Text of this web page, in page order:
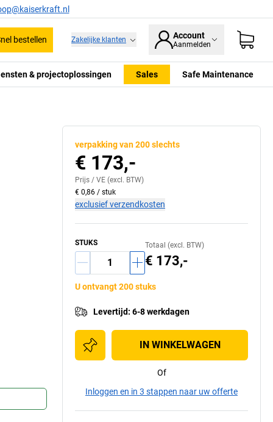
bestellen Zakelijke klanten Account
Aanmelden
& projectoplossingen Sales Safe Maintenance
verpakking van 200 slechts
€ 173,-
Prijs / VE (excl. BTW)
€ 0,86 / stuk
exclusief verzendkosten
STUKS Totaal (excl. BTW)
€ 173,-
U ontvangt 200 stuks
Levertijd: 6-8 werkdagen
IN WINKELWAGEN
Of
Inloggen en in 3 stappen naar uw offerte